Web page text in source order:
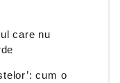
care nu
cum o